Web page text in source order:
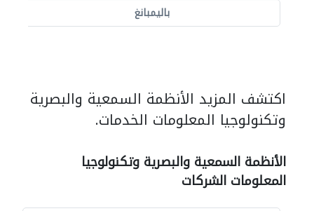
باليمبانغ
اكتشف المزيد الأنظمة السمعية والبصرية
وتكنولوجيا المعلومات الخدمات.
الأنظمة السمعية والبصرية وتكنولوجيا
المعلومات الشركات